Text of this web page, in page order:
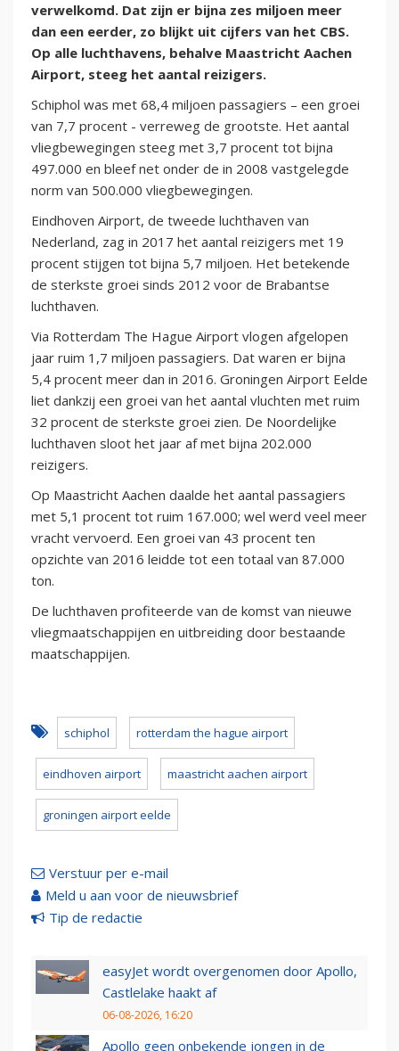
verwelkomd. Dat zijn er bijna zes miljoen meer
dan een eerder, zo blijkt uit cijfers van het CBS.
Op alle luchthavens, behalve Maastricht Aachen
Airport, steeg het aantal reizigers.
Schiphol was met 68,4 miljoen passagiers – een groei
van 7,7 procent - verreweg de grootste. Het aantal
vliegbewegingen steeg met 3,7 procent tot bijna
497.000 en bleef net onder de in 2008 vastgelegde
norm van 500.000 vliegbewegingen.
Eindhoven Airport, de tweede luchthaven van
Nederland, zag in 2017 het aantal reizigers met 19
procent stijgen tot bijna 5,7 miljoen. Het betekende
de sterkste groei sinds 2012 voor de Brabantse
luchthaven.
Via Rotterdam The Hague Airport vlogen afgelopen
jaar ruim 1,7 miljoen passagiers. Dat waren er bijna
5,4 procent meer dan in 2016. Groningen Airport Eelde
liet dankzij een groei van het aantal vluchten met ruim
32 procent de sterkste groei zien. De Noordelijke
luchthaven sloot het jaar af met bijna 202.000
reizigers.
Op Maastricht Aachen daalde het aantal passagiers
met 5,1 procent tot ruim 167.000; wel werd veel meer
vracht vervoerd. Een groei van 43 procent ten
opzichte van 2016 leidde tot een totaal van 87.000
ton.
De luchthaven profiteerde van de komst van nieuwe
vliegmaatschappijen en uitbreiding door bestaande
maatschappijen.
schiphol rotterdam the hague airport
eindhoven airport maastricht aachen airport
groningen airport eelde
Verstuur per e-mail
Meld u aan voor de nieuwsbrief
Tip de redactie
easyJet wordt overgenomen door Apollo,
Castlelake haakt af
06-08-2026, 16:20
Apollo geen onbekende jongen in de